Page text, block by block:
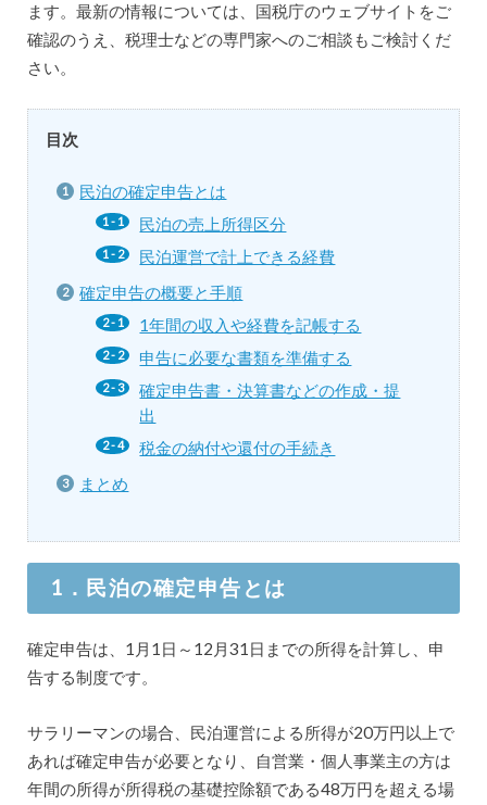
ます。最新の情報については、国税庁のウェブサイトをご
確認のうえ、税理士などの専門家へのご相談もご検討くだ
さい。
目次
民泊の確定申告とは
民泊の売上所得区分
民泊運営で計上できる経費
確定申告の概要と手順
1年間の収入や経費を記帳する
申告に必要な書類を準備する
確定申告書・決算書などの作成・提
出
税金の納付や還付の手続き
まとめ
1．民泊の確定申告とは
確定申告は、1月1日～12月31日までの所得を計算し、申
告する制度です。
サラリーマンの場合、民泊運営による所得が20万円以上で
あれば確定申告が必要となり、自営業・個人事業主の方は
年間の所得が所得税の基礎控除額である48万円を超える場